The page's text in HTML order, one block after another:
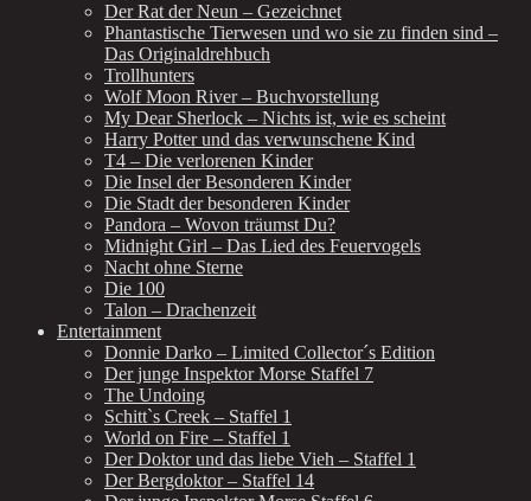
Der Rat der Neun – Gezeichnet
Phantastische Tierwesen und wo sie zu finden sind –
Das Originaldrehbuch
Trollhunters
Wolf Moon River – Buchvorstellung
My Dear Sherlock – Nichts ist, wie es scheint
Harry Potter und das verwunschene Kind
T4 – Die verlorenen Kinder
Die Insel der Besonderen Kinder
Die Stadt der besonderen Kinder
Pandora – Wovon träumst Du?
Midnight Girl – Das Lied des Feuervogels
Nacht ohne Sterne
Die 100
Talon – Drachenzeit
Entertainment
Donnie Darko – Limited Collector´s Edition
Der junge Inspektor Morse Staffel 7
The Undoing
Schitt`s Creek – Staffel 1
World on Fire – Staffel 1
Der Doktor und das liebe Vieh – Staffel 1
Der Bergdoktor – Staffel 14